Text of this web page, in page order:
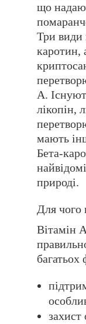
що
Три види
каротин,
А.
лікопін,
мають
Бета-
природі.
Для чого
Вітамін
багатьох
захист